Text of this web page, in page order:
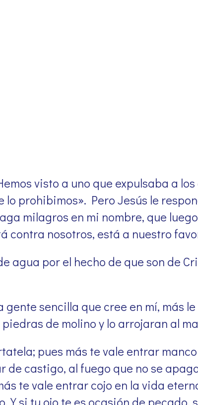
visto a uno que expulsaba a
lo prohibimos». Pero Jesús le
milagros en mi nombre, que
contra nosotros, está a nuestro
agua por el hecho de que son de
sencilla que cree en mí, más
de molino y lo arrojaran al
pues más te vale entrar
de castigo, al fuego que no se
te vale entrar cojo en la vida
si tu ojo te es ocasión de pecado,